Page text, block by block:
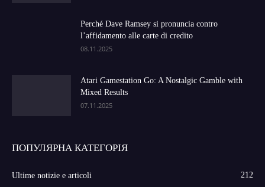
Perché Dave Ramsey si pronuncia contro
l’affidamento alle carte di credito
08.11.2025
Atari Gamestation Go: A Nostalgic Gamble with
Mixed Results
07.11.2025
ПОПУЛЯРНА КАТЕГОРІЯ
Ultime notizie e articoli 212